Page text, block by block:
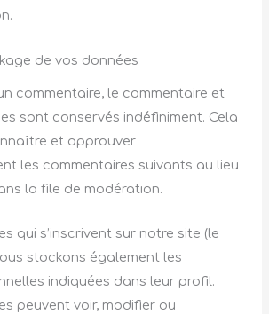
de vos données
commentaire, le commentaire et
sont conservés indéfiniment. Cela
et approuver
les commentaires suivants au lieu
la file de modération.
qui s’inscrivent sur notre site (le
stockons également les
indiquées dans leur profil.
peuvent voir, modifier ou